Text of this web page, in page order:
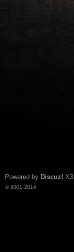
Powered by Discuz!
© 2001-2014